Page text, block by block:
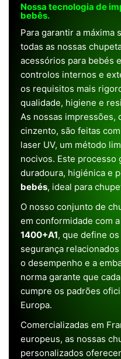
Nossa tecnologia de
bebês.
Para garantir a máxima
todas as nossas
acessórios para bebés
controlos internos e
os requisitos mais
qualidade, higiene e
As nossas impressões,
cinzento, são feitas
laser UV, um método
nocivos. Este processo
duradoura, higiénica e
bebés, ideal para
O nosso conjunto de
em conformidade com
1400+A1, que define
segurança
o desempenho e a
norma garante que
cumpre os padrões
Europa.
Comercializadas em
europeus, as nossas
personalizados